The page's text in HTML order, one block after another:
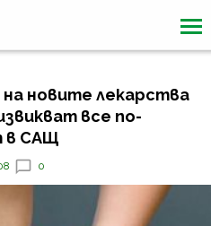
новите лекарства
все по-
в САЩ
0